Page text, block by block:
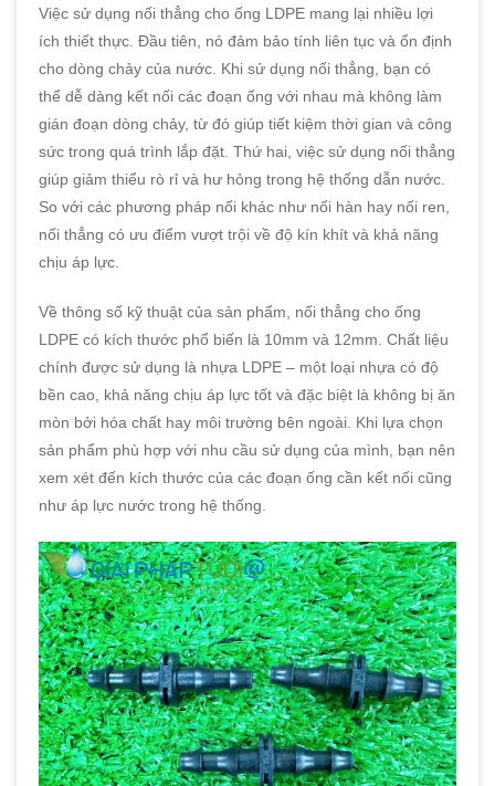
Việc sử dụng nối thẳng cho ống LDPE mang lại nhiều lợi
ích thiết thực. Đầu tiên, nó đảm bảo tính liên tục và ổn định
cho dòng chảy của nước. Khi sử dụng nối thẳng, bạn có
thể dễ dàng kết nối các đoạn ống với nhau mà không làm
gián đoạn dòng chảy, từ đó giúp tiết kiệm thời gian và công
sức trong quá trình lắp đặt. Thứ hai, việc sử dụng nối thẳng
giúp giảm thiểu rò rỉ và hư hỏng trong hệ thống dẫn nước.
So với các phương pháp nối khác như nối hàn hay nối ren,
nối thẳng có ưu điểm vượt trội về độ kín khít và khả năng
chịu áp lực.
Về thông số kỹ thuật của sản phẩm, nối thẳng cho ống
LDPE có kích thước phổ biến là 10mm và 12mm. Chất liệu
chính được sử dụng là nhựa LDPE – một loại nhựa có độ
bền cao, khả năng chịu áp lực tốt và đặc biệt là không bị ăn
mòn bởi hóa chất hay môi trường bên ngoài. Khi lựa chọn
sản phẩm phù hợp với nhu cầu sử dụng của mình, bạn nên
xem xét đến kích thước của các đoạn ống cần kết nối cũng
như áp lực nước trong hệ thống.